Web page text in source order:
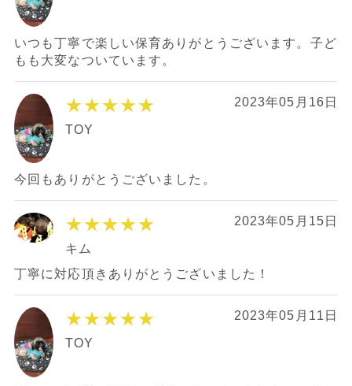
いつも丁寧で楽しい保育ありがとうございます。子ど
もも大変なついています。
★★★★★ 2023年05月16日
TOY
今回もありがとうございました。
★★★★★ 2023年05月15日
キム
丁寧に対応頂きありがとうございました！
★★★★★ 2023年05月11日
TOY